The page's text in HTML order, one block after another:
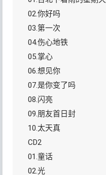
02.你好吗
03.第一次
04.伤心地铁
05.掌心
06.想见你
07.是你变了吗
08.闪亮
09.朋友首日封
10.太天真
CD2
01.童话
02.光